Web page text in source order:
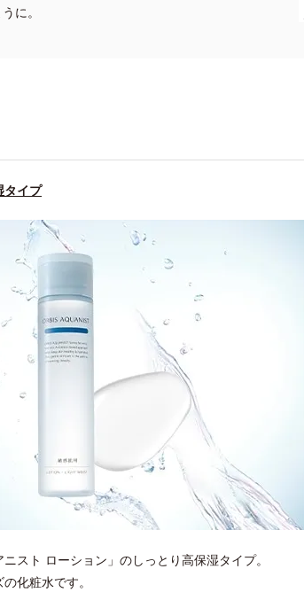
に。
イプ
スト ローション」のしっとり高保湿タイプ。
化粧水です。